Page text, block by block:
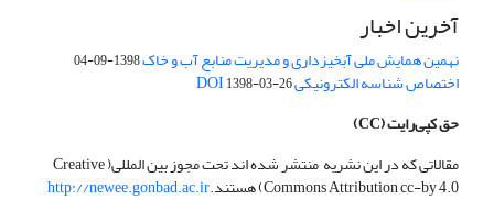
آخرین اخبار
نهمین همایش ملی آبخیزداری و مدیریت منابع آب و خاک1398-09-04
اختصاص شناسه الکترونیکی DOI1398-03-26
حق کپی‌رایت(CC)
مقالاتی که در این نشریه منتشر شده اند تحت مجوز بین المللی( Creative
Commons Attribution cc-by 4.0) هستند.
http://newee.gonbad.ac.ir